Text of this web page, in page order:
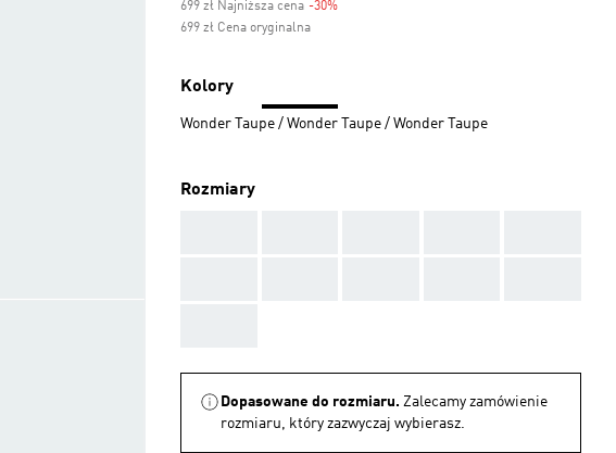
699 zł Najniższa cena -30%
699 zł Cena oryginalna
Kolory
Wonder Taupe / Wonder Taupe / Wonder Taupe
Rozmiary
Dopasowane do rozmiaru. Zalecamy zamówienie
rozmiaru, który zazwyczaj wybierasz.